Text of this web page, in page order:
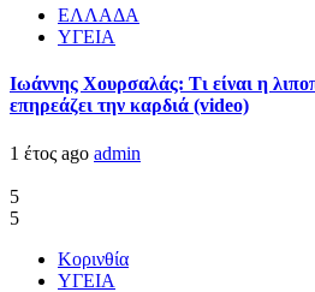
ΕΛΛΑΔΑ
ΥΓΕΙΑ
Ιωάννης Χουρσαλάς: Τι είναι η
επηρεάζει την καρδιά (video)
1 έτος ago admin
5
5
Κορινθία
ΥΓΕΙΑ